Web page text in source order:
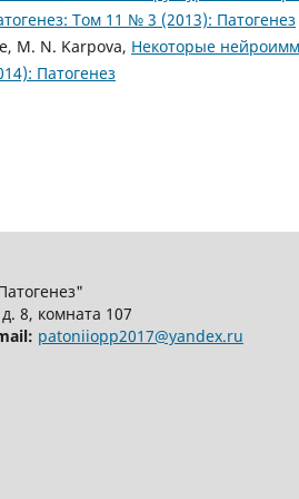
Том 11 № 3 (2013): Патогенез
M. N. Karpova, Некоторые
Патогенез
8, комната 107
patoniiopp2017@yandex.ru